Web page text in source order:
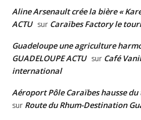
Aline Arsenault crée la bière «
ACTU sur Caraïbes Factory le
Guadeloupe une agriculture
GUADELOUPE ACTU sur Café
international
Aéroport Pôle Caraïbes hausse du
sur Route du Rhum-Destination